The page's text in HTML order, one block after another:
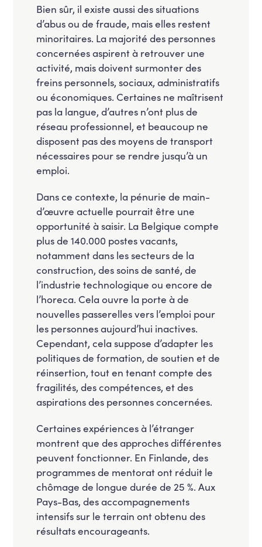
Bien sûr, il existe aussi des situations
d’abus ou de fraude, mais elles restent
minoritaires. La majorité des personnes
concernées aspirent à retrouver une
activité, mais doivent surmonter des
freins personnels, sociaux, administratifs
ou économiques. Certaines ne maîtrisent
pas la langue, d’autres n’ont plus de
réseau professionnel, et beaucoup ne
disposent pas des moyens de transport
nécessaires pour se rendre jusqu’à un
emploi.
Dans ce contexte, la pénurie de main-
d’œuvre actuelle pourrait être une
opportunité à saisir. La Belgique compte
plus de 140.000 postes vacants,
notamment dans les secteurs de la
construction, des soins de santé, de
l’industrie technologique ou encore de
l’horeca. Cela ouvre la porte à de
nouvelles passerelles vers l’emploi pour
les personnes aujourd’hui inactives.
Cependant, cela suppose d’adapter les
politiques de formation, de soutien et de
réinsertion, tout en tenant compte des
fragilités, des compétences, et des
aspirations des personnes concernées.
Certaines expériences à l’étranger
montrent que des approches différentes
peuvent fonctionner. En Finlande, des
programmes de mentorat ont réduit le
chômage de longue durée de 25 %. Aux
Pays-Bas, des accompagnements
intensifs sur le terrain ont obtenu des
résultats encourageants.